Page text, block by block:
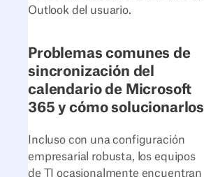
Outlook del usuario.
Problemas comunes de
sincronización del
calendario de Microsoft
365 y cómo solucionarlos
Incluso con una configuración
empresarial robusta, los equipos
de TI ocasionalmente encuentran